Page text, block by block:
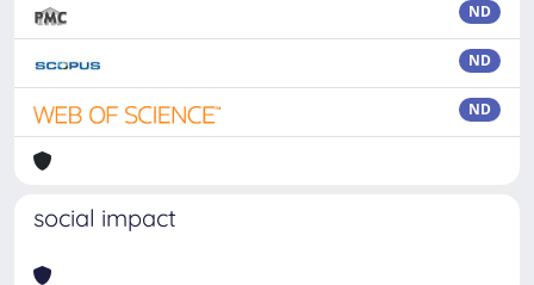
ND
ND
ND
social impact